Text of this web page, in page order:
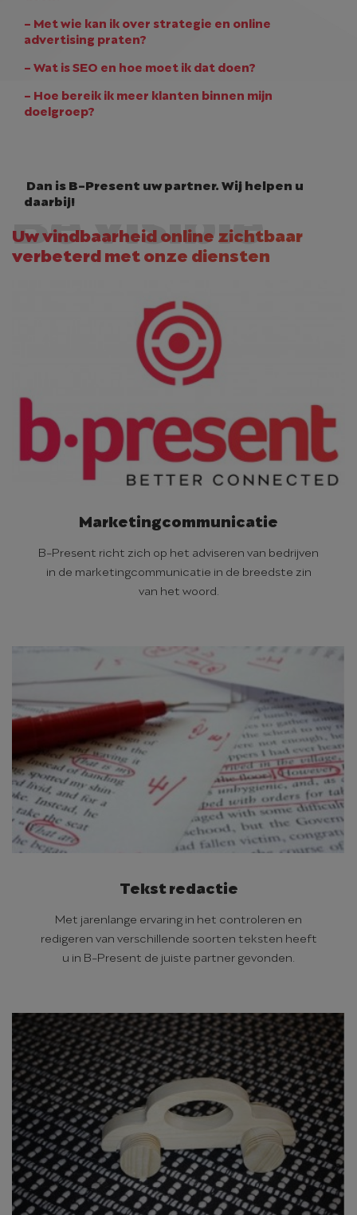
- Met wie kan ik over strategie en online
advertising praten?
- Wat is SEO en hoe moet ik dat doen?
- Hoe bereik ik meer klanten binnen mijn
doelgroep?
Dan is B-Present uw partner. Wij helpen u
daarbij!
Be visible
Uw vindbaarheid online zichtbaar
verbeterd met onze diensten
Marketingcommunicatie
B-Present richt zich op het adviseren van bedrijven
in de marketingcommunicatie in de breedste zin
van het woord.
Tekst redactie
Met jarenlange ervaring in het controleren en
redigeren van verschillende soorten teksten heeft
u in B-Present de juiste partner gevonden.